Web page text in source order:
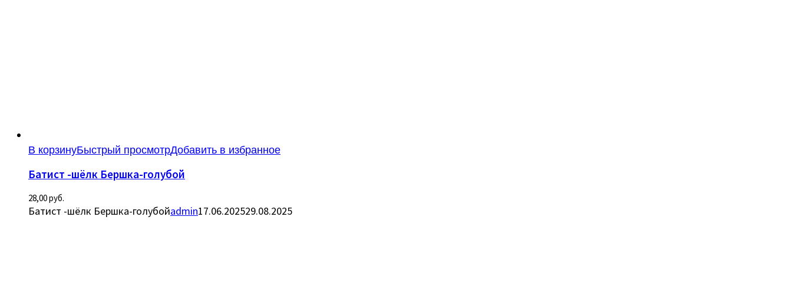
В корзинуБыстрый просмотрДобавить в избранное
Батист -шёлк Бершка-голубой
28,00руб.
Батист -шёлк Бершка-голубойadmin17.06.202529.08.2025